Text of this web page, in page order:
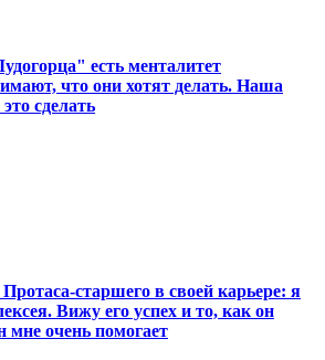
есть менталитет
что они хотят делать. Наша
сделать
старшего в своей карьере: я
Вижу его успех и то, как он
мне очень помогает